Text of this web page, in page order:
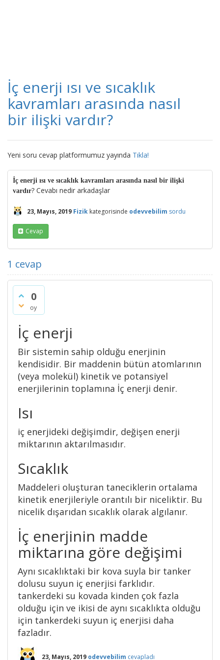
İç enerji ısı ve sıcaklık
kavramları arasında nasıl
bir ilişki vardır?
Yeni soru cevap platformumuz yayında Tıkla!
İç enerji ısı ve sıcaklık kavramları arasında nasıl bir ilişki
vardır? Cevabı nedir arkadaşlar
23, Mayıs, 2019 Fizik kategorisinde odevvebilim sordu
Cevap
1 cevap
0
oy
İç enerji
Bir sistemin sahip olduğu enerjinin
kendisidir. Bir maddenin bütün atomlarının
(veya molekül) kinetik ve potansiyel
enerjilerinin toplamına İç enerji denir.
Isı
iç enerjideki değişimdir, değişen enerji
miktarının aktarılmasıdır.
Sıcaklık
Maddeleri oluşturan taneciklerin ortalama
kinetik enerjileriyle orantılı bir niceliktir. Bu
nicelik dışarıdan sıcaklık olarak algılanır.
İç enerjinin madde
miktarına göre değişimi
Aynı sıcaklıktaki bir kova suyla bir tanker
dolusu suyun iç enerjisi farklıdır.
tankerdeki su kovada kinden çok fazla
olduğu için ve ikisi de aynı sıcaklıkta olduğu
için tankerdeki suyun iç enerjisi daha
fazladır.
23, Mayıs, 2019 odevvebilim cevapladı